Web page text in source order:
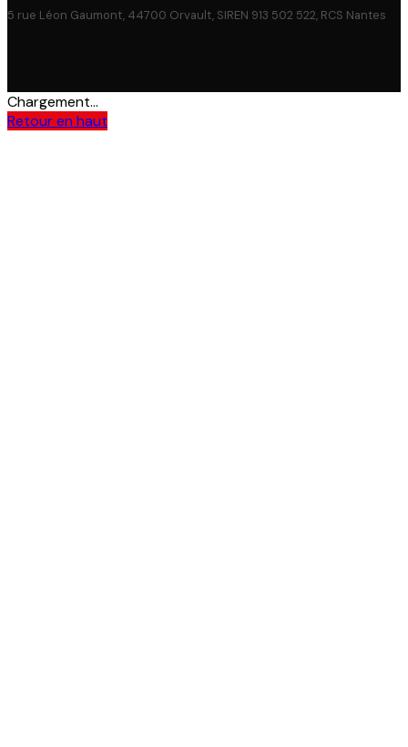
5 rue Léon Gaumont, 44700 Orvault, SIREN 913 502 522, RCS Nantes
Chargement...
Retour en haut